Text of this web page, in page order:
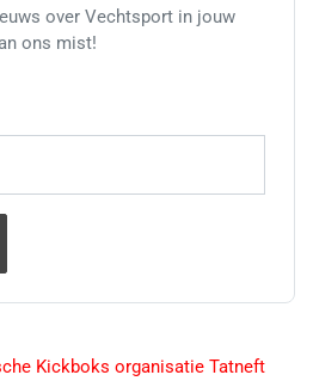
over Vechtsport in jouw
ons mist!
Kickboks organisatie Tatneft